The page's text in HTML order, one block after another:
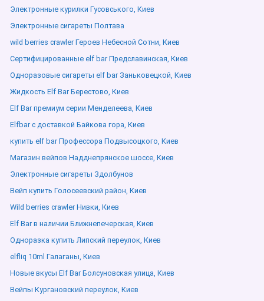
Электронные курилки Гусовського, Киев
Электронные сигареты Полтава
wild berries crawler Героев Небесной Сотни, Киев
Сертифицированные elf bar Предславинская, Киев
Одноразовые сигареты elf bar Заньковецкой, Киев
Жидкость Elf Bar Берестово, Киев
Elf Bar премиум серии Менделеева, Киев
Elfbar с доставкой Байкова гора, Киев
купить elf bar Профессора Подвысоцкого, Киев
Магазин вейпов Надднепрянское шоссе, Киев
Электронные сигареты Здолбунов
Вейп купить Голосеевский район, Киев
Wild berries crawler Нивки, Киев
Elf Bar в наличии Ближнепечерская, Киев
Одноразка купить Липский переулок, Киев
elfliq 10ml Галаганы, Киев
Новые вкусы Elf Bar Болсуновская улица, Киев
Вейпы Кургановский переулок, Киев